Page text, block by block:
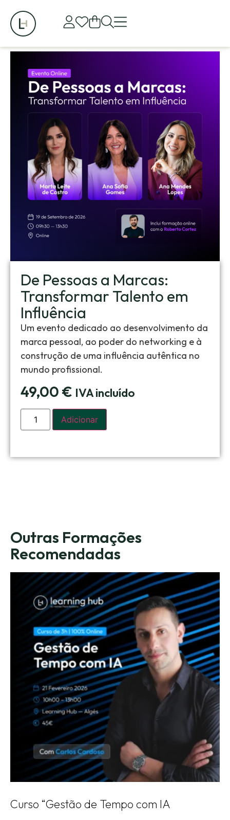
De Pessoas a Marcas:
Transformar Talento em
Influência
Um evento dedicado ao desenvolvimento da
marca pessoal, ao poder do networking e à
construção de uma influência autêntica no
mundo profissional.
49,00 € IVA incluído
Adicionar
Outras Formações
Recomendadas
Curso “Gestão de Tempo com IA